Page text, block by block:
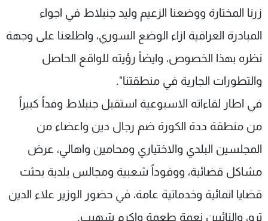
زرنا المختارة ووضعنا الزعيم وليد جنبلاط في اجواء
المبادرة العراقية ازاء الوضع السوري، واطلعنا على وجهة
نظره بهذا الخصوص، وايضاً رؤيته للواقع الحاصل
والتطورات الجارية في منطقتنا".
في اطار لقاءاته الاسبوعية استقبل جنبلاط وفداً كبيراً
من منطقة ددة الكورة ضم رجال دين واعضاء من
المجلسين البلدي والاختياري ومحامين واهالي، عرض
مشاكل قضائية، ووفوداً شعبية ومجالس بلدية بحثت
قضايا انمائية وخدماتية عامة، في حضور الوزير علاء الدين
ترو، والنائبين نعمة طعمة واكرم شهيب.